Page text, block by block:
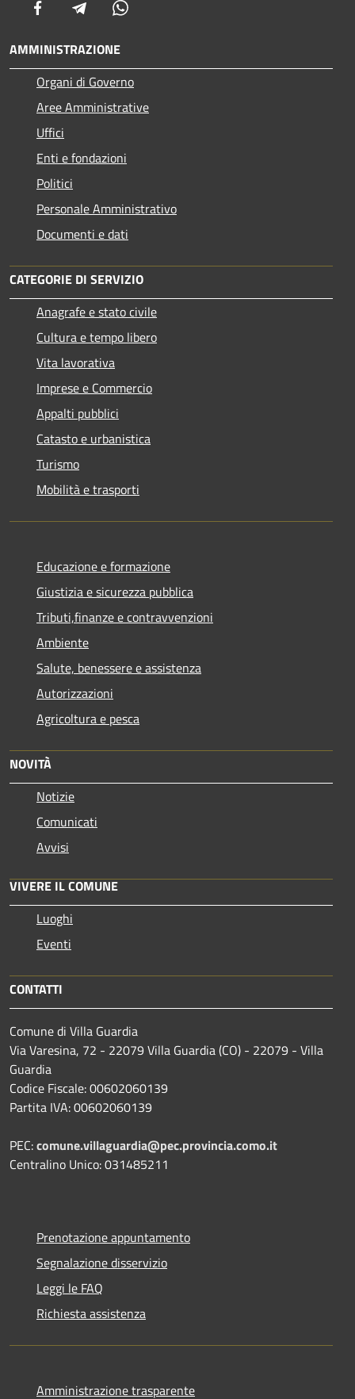
Facebook Telegram
AMMINISTRAZIONE
Organi di Governo
Aree Amministrative
Uffici
Enti e fondazioni
Politici
Personale Amministrativo
Documenti e dati
CATEGORIE DI SERVIZIO
Anagrafe e stato civile
Cultura e tempo libero
Vita lavorativa
Imprese e Commercio
Appalti pubblici
Catasto e urbanistica
Turismo
Mobilità e trasporti
Educazione e formazione
Giustizia e sicurezza pubblica
Tributi,finanze e contravvenzioni
Ambiente
Salute, benessere e assistenza
Autorizzazioni
Agricoltura e pesca
NOVITÀ
Notizie
Comunicati
Avvisi
VIVERE IL COMUNE
Luoghi
Eventi
CONTATTI
Comune di Villa Guardia
Via Varesina, 72 - 22079 Villa Guardia (CO) - 22079 - Villa
Guardia
Codice Fiscale: 00602060139
Partita IVA: 00602060139
PEC:comune.villaguardia@pec.provincia.como.it
Centralino Unico: 031485211
Prenotazione appuntamento
Segnalazione disservizio
Leggi le FAQ
Richiesta assistenza
Amministrazione trasparente